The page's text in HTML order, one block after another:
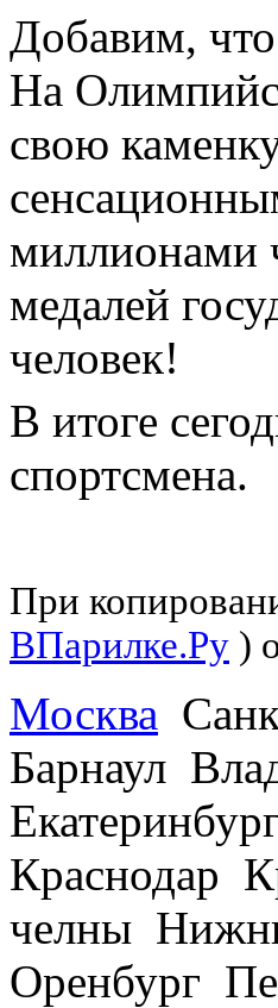
Добавим,
На
свою
миллионами
медалей
человек!
В итоге
спортсмена.
При
ВПарилке.Ру )
Москва
Барнаул
Краснодар
челны
Оренбург